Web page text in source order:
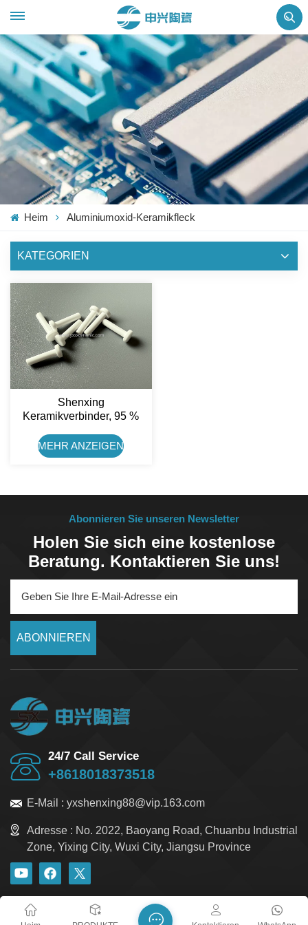
Heim Aluminiumoxid-Keramikfleck
KATEGORIEN
Shenxing
Keramikverbinder, 95 %
MEHR ANZEIGEN
Abonnieren Sie unseren Newsletter
Holen Sie sich eine kostenlose
Beratung. Kontaktieren Sie uns!
ABONNIEREN
24/7 Call Service
+8618018373518
E-Mail : yxshenxing88@vip.163.com
Adresse : No. 2022, Baoyang Road, Chuanbu Industrial
Zone, Yixing City, Wuxi City, Jiangsu Province
Xml Datenschutzrichtlinie Sitemap